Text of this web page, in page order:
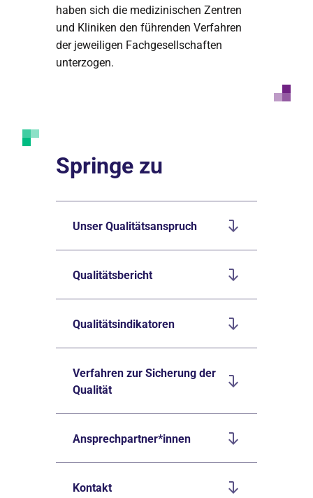
haben sich die medizinischen Zentren
und Kliniken den führenden Verfahren
der jeweiligen Fachgesellschaften
unterzogen.
Springe zu
Unser Qualitätsanspruch
Qualitätsbericht
Qualitätsindikatoren
Verfahren zur Sicherung der
Qualität
Ansprechpartner*innen
Kontakt